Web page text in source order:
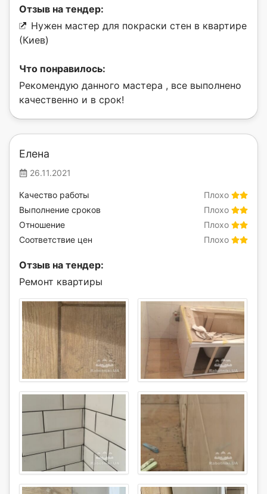
Отзыв на тендер:
Нужен мастер для покраски стен в квартире
(Киев)
Что понравилось:
Рекомендую данного мастера , все выполнено
качественно и в срок!
Елена
26.11.2021
Плохо
Качество работы
Плохо
Выполнение сроков
Плохо
Отношение
Плохо
Соответствие цен
Отзыв на тендер:
Ремонт квартиры